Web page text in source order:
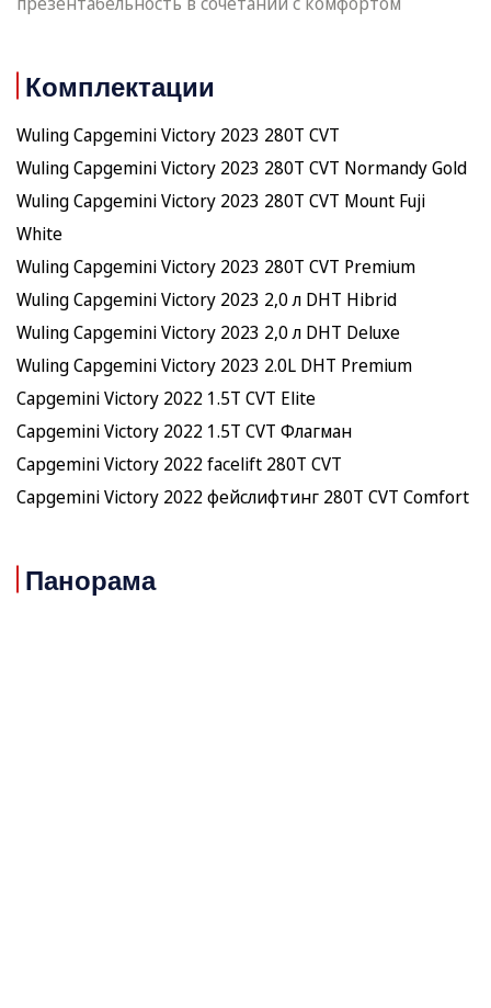
Комплектации
Wuling Capgemini Victory 2023 280T CVT
Wuling Capgemini Victory 2023 280T CVT Normandy Gold
Wuling Capgemini Victory 2023 280T CVT Mount Fuji
White
Wuling Capgemini Victory 2023 280T CVT Premium
Wuling Capgemini Victory 2023 2,0 л DHT Hibrid
Wuling Capgemini Victory 2023 2,0 л DHT Deluxe
Wuling Capgemini Victory 2023 2.0L DHT Premium
Capgemini Victory 2022 1.5T CVT Elite
Capgemini Victory 2022 1.5T CVT Флагман
Capgemini Victory 2022 facelift 280T CVT
Capgemini Victory 2022 фейслифтинг 280T CVT Comfort
Панорама